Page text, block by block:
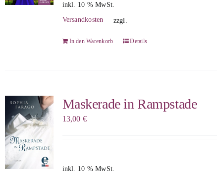
inkl. 10 % MwSt.
zzgl.
Versandkosten
In den Warenkorb Details
Maskerade in Rampstade
13,00 €
inkl. 10 % MwSt.